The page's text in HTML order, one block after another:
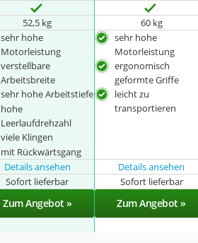
52,5 kg ‎60 kg
sehr hohe
Motorleistung
verstellbare
Arbeitsbreite
sehr hohe Arbeitstiefe
hohe
Leerlaufdrehzahl
viele Klingen
mit Rückwärtsgang
sehr hohe
Motorleistung
ergonomisch
geformte Griffe
leicht zu
transportieren
Details ansehen Details ansehen
Sofort lieferbar Sofort lieferbar
Zum Angebot » Zum Angebot »